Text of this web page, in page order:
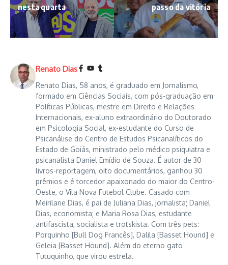
nesta quarta
passo da vitória
Renato Dias
Renato Dias, 58 anos, é graduado em Jornalismo,
formado em Ciências Sociais, com pós-graduação em
Políticas Públicas, mestre em Direito e Relações
Internacionais, ex-aluno extraordinário do Doutorado
em Psicologia Social, ex-estudante do Curso de
Psicanálise do Centro de Estudos Psicanalíticos do
Estado de Goiás, ministrado pelo médico psiquiatra e
psicanalista Daniel Emídio de Souza. É autor de 30
livros-reportagem, oito documentários, ganhou 30
prêmios e é torcedor apaixonado do maior do Centro-
Oeste, o Vila Nova Futebol Clube. Casado com
Meirilane Dias, é pai de Juliana Dias, jornalista; Daniel
Dias, economista; e Maria Rosa Dias, estudante
antifascista, socialista e trotskista. Com três pets:
Porquinho [Bull Dog Francês], Dalila [Basset Hound] e
Geleia [Basset Hound]. Além do eterno gato
Tutuquinho, que virou estrela.